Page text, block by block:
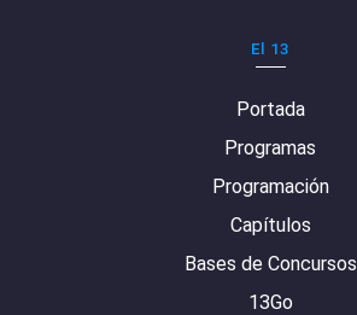
El 13
Portada
Programas
Programación
Capítulos
Bases de Concursos
13Go